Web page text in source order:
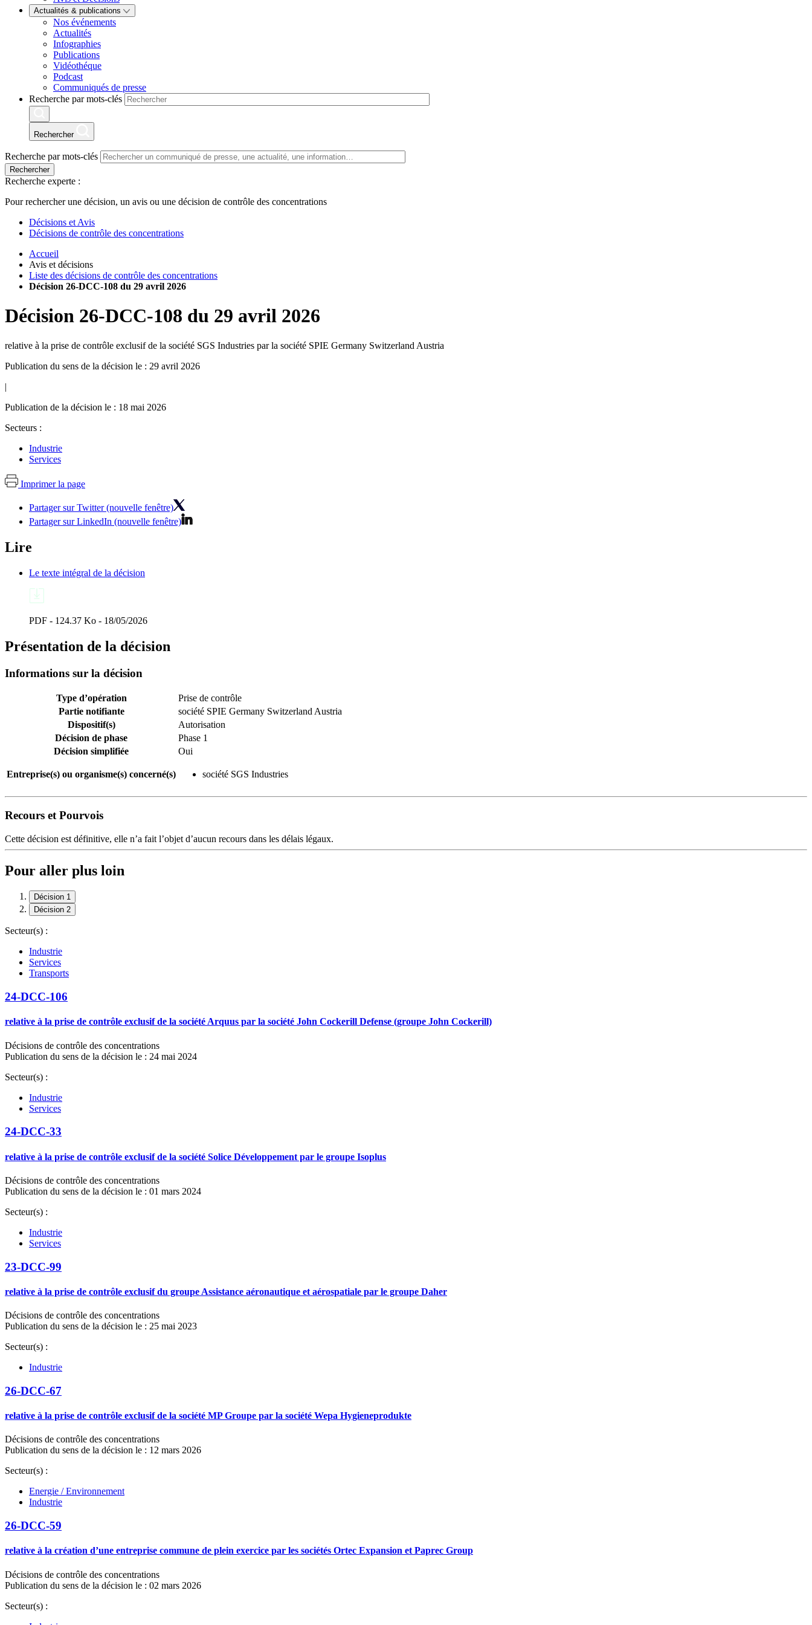
Actualités & publications
Nos événements
Actualités
Infographies
Publications
Vidéothéque
Podcast
Communiqués de presse
Recherche par mots-clés
Rechercher
Recherche par mots-clés
Rechercher
Recherche experte :
Pour rechercher une décision, un avis ou une décision de contrôle des concentrations
Décisions et Avis
Décisions de contrôle des concentrations
Accueil
Avis et décisions
Liste des décisions de contrôle des concentrations
Décision 26-DCC-108 du 29 avril 2026
Décision 26-DCC-108 du 29 avril 2026
relative à la prise de contrôle exclusif de la société SGS Industries par la société SPIE Germany Switzerland Austria
Publication du sens de la décision le : 29 avril 2026
|
Publication de la décision le : 18 mai 2026
Secteurs :
Industrie
Services
Imprimer la page
Partager sur Twitter (nouvelle fenêtre)
Partager sur LinkedIn (nouvelle fenêtre)
Lire
Le texte intégral de la décision
PDF - 124.37 Ko - 18/05/2026
Présentation de la décision
Informations sur la décision
Type d’opération
Prise de contrôle
Partie notifiante
société SPIE Germany Switzerland Austria
Dispositif(s)
Autorisation
Décision de phase
Phase 1
Décision simplifiée
Oui
Entreprise(s) ou organisme(s) concerné(s) société SGS Industries
Recours et Pourvois
Cette décision est définitive, elle n’a fait l’objet d’aucun recours dans les délais légaux.
Pour aller plus loin
Décision 1
Décision 2
Secteur(s) :
Industrie
Services
Transports
24-DCC-106
relative à la prise de contrôle exclusif de la société Arquus par la société John Cockerill Defense (groupe John Cockerill)
Décisions de contrôle des concentrations
Publication du sens de la décision le : 24 mai 2024
Secteur(s) :
Industrie
Services
24-DCC-33
relative à la prise de contrôle exclusif de la société Solice Développement par le groupe Isoplus
Décisions de contrôle des concentrations
Publication du sens de la décision le : 01 mars 2024
Secteur(s) :
Industrie
Services
23-DCC-99
relative à la prise de contrôle exclusif du groupe Assistance aéronautique et aérospatiale par le groupe Daher
Décisions de contrôle des concentrations
Publication du sens de la décision le : 25 mai 2023
Secteur(s) :
Industrie
26-DCC-67
relative à la prise de contrôle exclusif de la société MP Groupe par la société Wepa Hygieneprodukte
Décisions de contrôle des concentrations
Publication du sens de la décision le : 12 mars 2026
Secteur(s) :
Energie / Environnement
Industrie
26-DCC-59
relative à la création d’une entreprise commune de plein exercice par les sociétés Ortec Expansion et Paprec Group
Décisions de contrôle des concentrations
Publication du sens de la décision le : 02 mars 2026
Secteur(s) :